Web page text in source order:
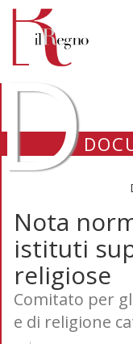
Nota
istituti
religiose
Comitato per
e di religione